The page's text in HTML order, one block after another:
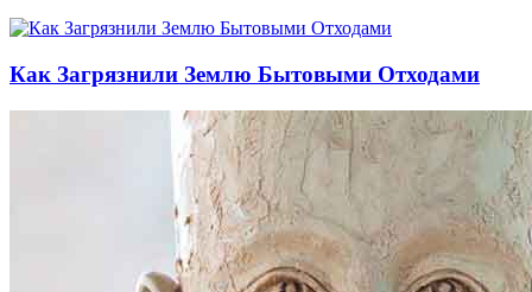
Как Загрязнили Землю Бытовыми Отходами